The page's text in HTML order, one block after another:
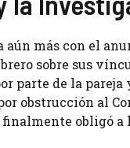
más con el
sobre sus
parte de la
obstrucción al
obligó